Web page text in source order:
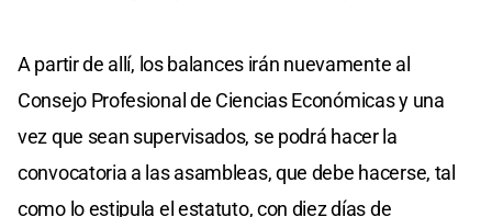
A partir de allí, los balances irán nuevamente al
Consejo Profesional de Ciencias Económicas y una
vez que sean supervisados, se podrá hacer la
convocatoria a las asambleas, que debe hacerse, tal
como lo estipula el estatuto, con diez días de